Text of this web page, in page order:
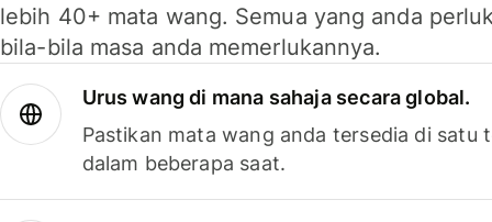
lebih 40+ mata wang. Semua yang anda
bila-bila masa anda memerlukannya.
Urus wang di mana sahaja secara global.
Pastikan mata wang anda tersedia di satu
dalam beberapa saat.